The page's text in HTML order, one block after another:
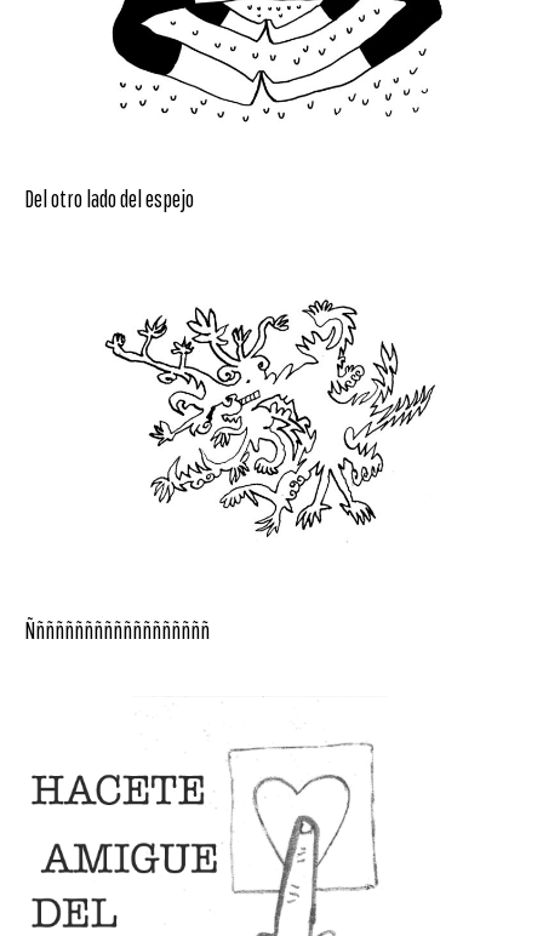
Del otro lado del espejo
Ñññññññññññññññññññ